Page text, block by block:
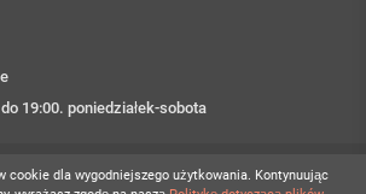
cookie dla wygodniejszego użytkowania. Kontynuując
19:00. poniedziałek-sobota